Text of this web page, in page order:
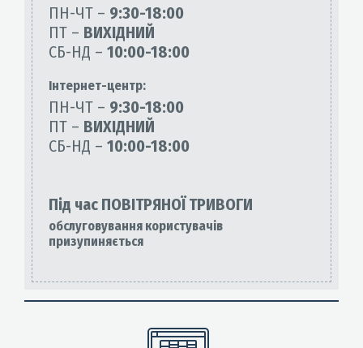
ПН-ЧТ – 9:30-18:00
ПТ – ВИХІДНИЙ
СБ-НД – 10:00-18:00
Інтернет-центр:
ПН-ЧТ – 9:30-18:00
ПТ – ВИХІДНИЙ
СБ-НД – 10:00-18:00
Під час ПОВІТРЯНОЇ ТРИВОГИ
обслуговування користувачів
призупиняється